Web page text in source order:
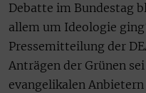
Debatte im Bundestag
allem um Ideologie
Pressemitteilung der
Anträgen der Grünen
evangelikalen